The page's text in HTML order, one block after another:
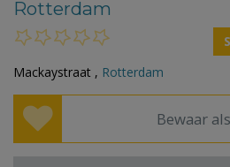
Rotterdam
Mackaystraat , Rotterdam
Bewaar